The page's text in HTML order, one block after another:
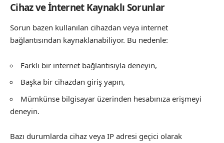
Cihaz ve İnternet Kaynaklı Sorunlar
Sorun bazen kullanılan cihazdan veya internet
bağlantısından kaynaklanabiliyor. Bu nedenle:
Farklı bir internet bağlantısıyla deneyin,
Başka bir cihazdan giriş yapın,
Mümkünse bilgisayar üzerinden hesabınıza erişmeyi
deneyin.
Bazı durumlarda cihaz veya IP adresi geçici olarak